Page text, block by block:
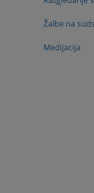
Žalbe na
Medijacija